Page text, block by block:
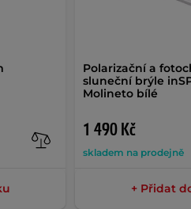
Polarizační a
sluneční brýle
Molineto bílé
1 490 Kč
skladem na prodejně
+ Přidat